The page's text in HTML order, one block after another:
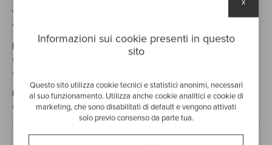
verificando sentori e aromi fino al conseguimento di un
equilibrio unico.
NOTE DEGUSTAZIONE: colore ambrato, aroma fine, intenso
e seducente, gusto ampio e delicato, dotato di un finale
appagante e persistente.
INVECCHIAMENTO:totale 36 mesi in piccole botti di rovere
da 500 litri
Informazioni sui cookie presenti in questo
sito
Questo sito utilizza cookie tecnici e statistici anonimi, necessari
al suo funzionamento. Utilizza anche cookie analitici e cookie di
marketing, che sono disabilitati di default e vengono attivati
solo previo consenso da parte tua.
x